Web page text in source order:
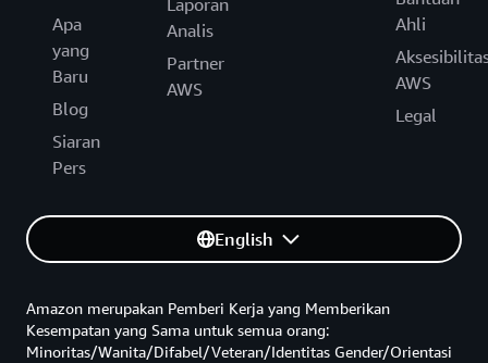
Apa
yang
Baru
Blog
Siaran
Pers
Laporan
Analis
Partner
AWS
Ahli
AWS
Legal
English
Amazon merupakan Pemberi Kerja yang Memberikan
Kesempatan yang Sama untuk semua orang:
Minoritas/Wanita/Difabel/Veteran/Identitas Gender/Orientasi